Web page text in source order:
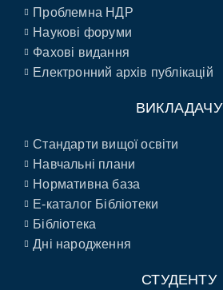
Проблемна НДР
Наукові форуми
Фахові видання
Електронний архів публікацій
ВИКЛАДАЧУ
Стандарти вищої освіти
Навчальні плани
Нормативна база
E-каталог Бібліотеки
Бібліотека
Дні народження
СТУДЕНТУ